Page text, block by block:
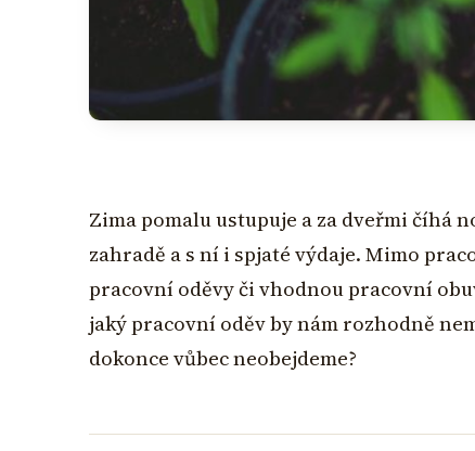
Zima pomalu ustupuje a za dveřmi číhá
zahradě a s ní i spjaté výdaje. Mimo
pracovní oděvy či vhodnou pracovní
jaký pracovní oděv by nám rozhodně
dokonce vůbec neobejdeme?